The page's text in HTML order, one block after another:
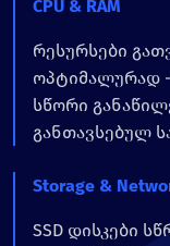
CPU & RAM
რესურსები
ოპტიმალურად
სწორი
განთავსებულ
Storage &
SSD დისკები